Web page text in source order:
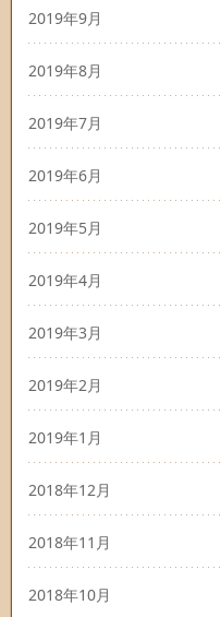
2019年9月
2019年8月
2019年7月
2019年6月
2019年5月
2019年4月
2019年3月
2019年2月
2019年1月
2018年12月
2018年11月
2018年10月